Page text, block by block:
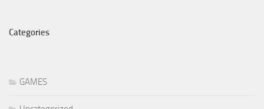
Categories
GAMES